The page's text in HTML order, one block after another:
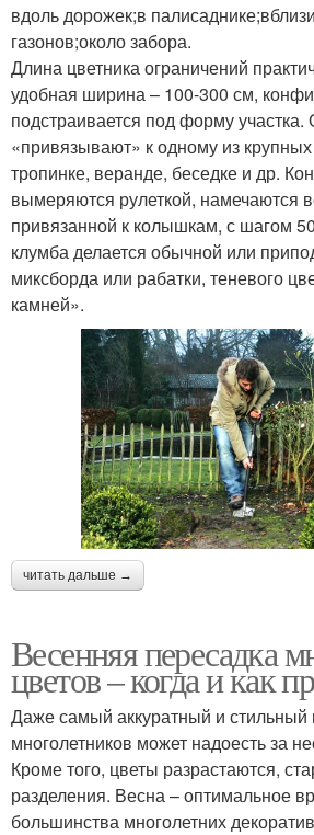
вдоль дорожек;в
газонов;около забора.
Длина цветника ограничений
удобная ширина – 100-300 см,
подстраивается под форму
«привязывают» к одному из
тропинке, веранде, беседке и др.
вымеряются рулеткой, намечаются
привязанной к колышкам, с шагом
клумба делается обычной или
миксборда или рабатки, теневого
камней».
читать дальше →
Весенняя пересадка
цветов – когда и как
Даже самый аккуратный и стильный
многолетников может надоесть за
Кроме того, цветы разрастаются,
разделения. Весна – оптимальное
большинства многолетних